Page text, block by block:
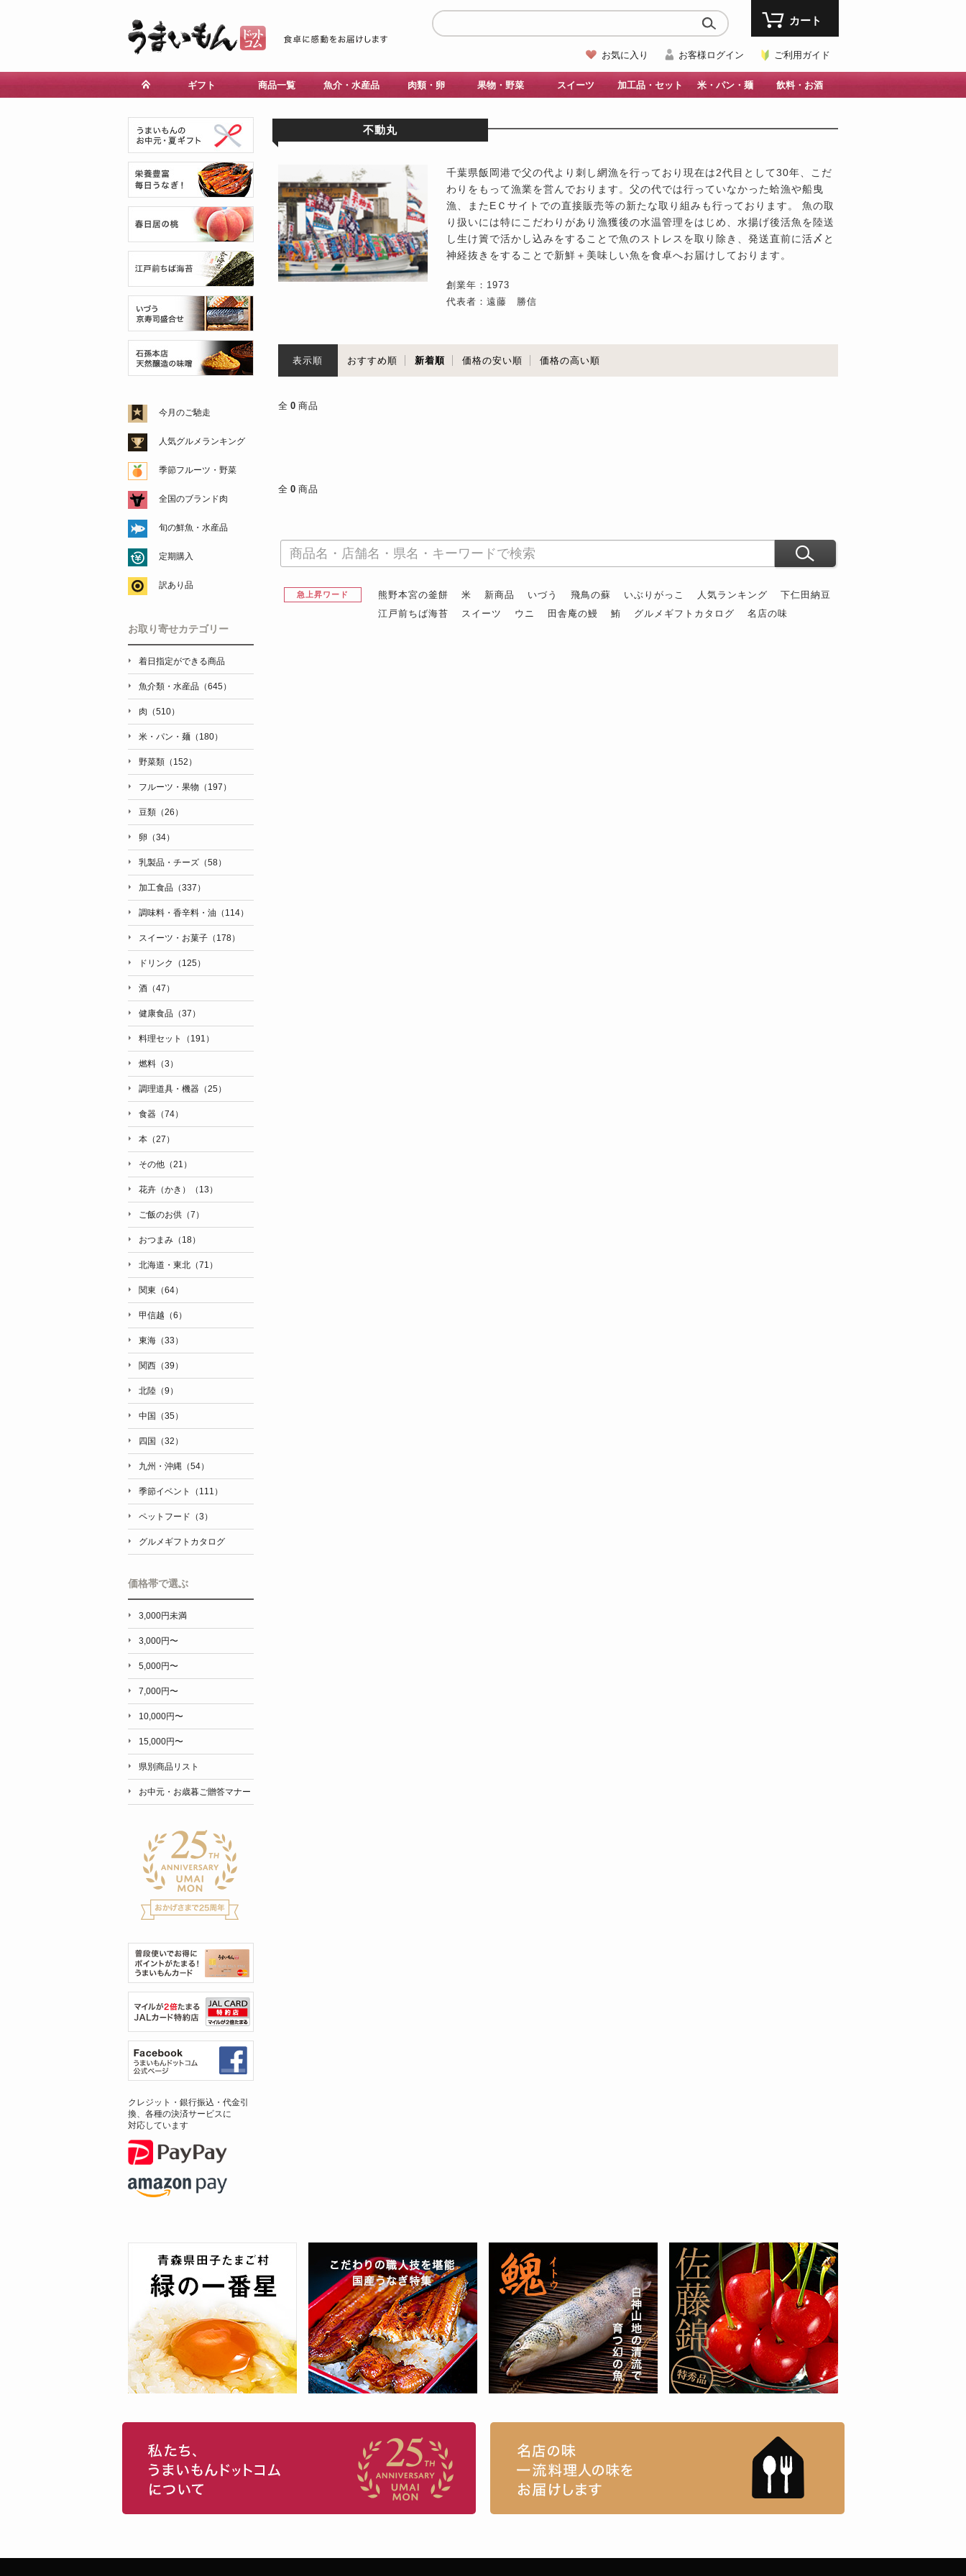
お気に入り お客様ログイン ご利用ガイド
カート
ギフト 商品一覧 魚介・水産品 肉類・卵 果物・野菜 スイーツ 加工品・セット 米・パン・麺 飲料・お酒
不動丸
千葉県飯岡港で父の代より刺し網漁を行っており現在は2代目として30年、こだ
わりをもって漁業を営んでおります。父の代では行っていなかった蛤漁や船曳
漁、またEＣサイトでの直接販売等の新たな取り組みも行っております。 魚の取
り扱いには特にこだわりがあり漁獲後の水温管理をはじめ、水揚げ後活魚を陸送
し生け簀で活かし込みをすることで魚のストレスを取り除き、発送直前に活〆と
神経抜きをすることで新鮮＋美味しい魚を食卓へお届けしております。
創業年：1973
代表者：遠藤 勝信
表示順 おすすめ順 新着順 価格の安い順 価格の高い順
全 0 商品
全 0 商品
急上昇ワード 熊野本宮の釜餅 米 新商品 いづう 飛鳥の蘇 いぶりがっこ 人気ランキング
下仁田納豆
江戸前ちば海苔
スイーツ ウニ 田舎庵の鰻 鮪 グルメギフトカタログ 名店の味
今月のご馳走
人気グルメランキング
季節フルーツ・野菜
全国のブランド肉
旬の鮮魚・水産品
定期購入
訳あり品
お取り寄せカテゴリー
着日指定ができる商品
魚介類・水産品（645）
肉（510）
米・パン・麺（180）
野菜類（152）
フルーツ・果物（197）
豆類（26）
卵（34）
乳製品・チーズ（58）
加工食品（337）
調味料・香辛料・油（114）
スイーツ・お菓子（178）
ドリンク（125）
酒（47）
健康食品（37）
料理セット（191）
燃料（3）
調理道具・機器（25）
食器（74）
本（27）
その他（21）
花卉（かき）（13）
ご飯のお供（7）
おつまみ（18）
北海道・東北（71）
関東（64）
甲信越（6）
東海（33）
関西（39）
北陸（9）
中国（35）
四国（32）
九州・沖縄（54）
季節イベント（111）
ペットフード（3）
グルメギフトカタログ
価格帯で選ぶ
3,000円未満
3,000円〜
5,000円〜
7,000円〜
10,000円〜
15,000円〜
県別商品リスト
お中元・お歳暮ご贈答マナー
クレジット・銀行振込・代金引
換、各種の決済サービスに
対応しています